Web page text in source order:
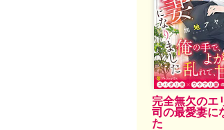
完全無欠のエ
司の最愛妻に
た